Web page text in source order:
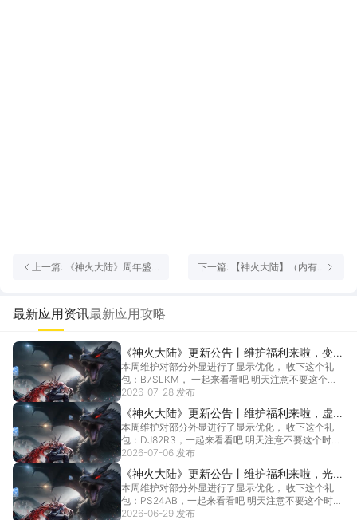
上一篇: 《神火大陆》周年盛
下一篇: 【神火大陆】（内有
最新应用资讯最新应用攻略
《神火大陆》更新公告丨维护福利来啦，变形
坐骑：山岳兽炫酷返场！聚宝盆，钻石祈愿限
时启动~
本周维护对部分外显进行了显示优化， 收下这个礼
包：B7SLKM， 一起来看看吧 明天注意不要这个时
段... [详情]
2026-07-28 发布
《神火大陆》更新公告丨维护福利来啦，虚空
帝者变形坐骑炫酷返场！聚宝盆，钻石祈愿限
时启动~
本周维护对部分外显进行了显示优化， 收下这个礼
包：DJ82R3，一起来看看吧 明天注意不要这个时段
进... [详情]
2026-07-06 发布
《神火大陆》更新公告丨维护福利来啦，光暗
之叹一念神魔炫酷返场！聚宝盆，钻石祈愿限
时启动~
本周维护对部分外显进行了显示优化， 收下这个礼
包：PS24AB，一起来看看吧 明天注意不要这个时段
进... [详情]
2026-06-29 发布